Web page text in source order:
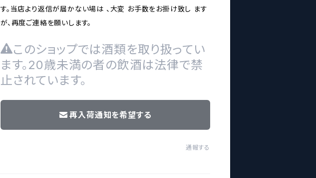
す。当店より返信が届かない場は 、大変 お手数をお掛け致し ます
が、再度ご連絡を願いします。
このショップでは酒類を取り扱ってい
ます。20歳未満の者の飲酒は法律で禁
止されています。
再入荷通知を希望する
通報する